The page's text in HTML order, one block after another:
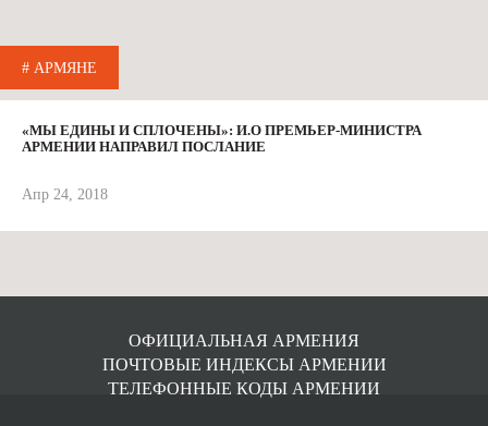
# АРМЯНЕ
«МЫ ЕДИНЫ И СПЛОЧЕНЫ»: И.О ПРЕМЬЕР-МИНИСТРА
АРМЕНИИ НАПРАВИЛ ПОСЛАНИЕ
Апр 24, 2018
ОФИЦИАЛЬНАЯ АРМЕНИЯ
ПОЧТОВЫЕ ИНДЕКСЫ АРМЕНИИ
ТЕЛЕФОННЫЕ КОДЫ АРМЕНИИ